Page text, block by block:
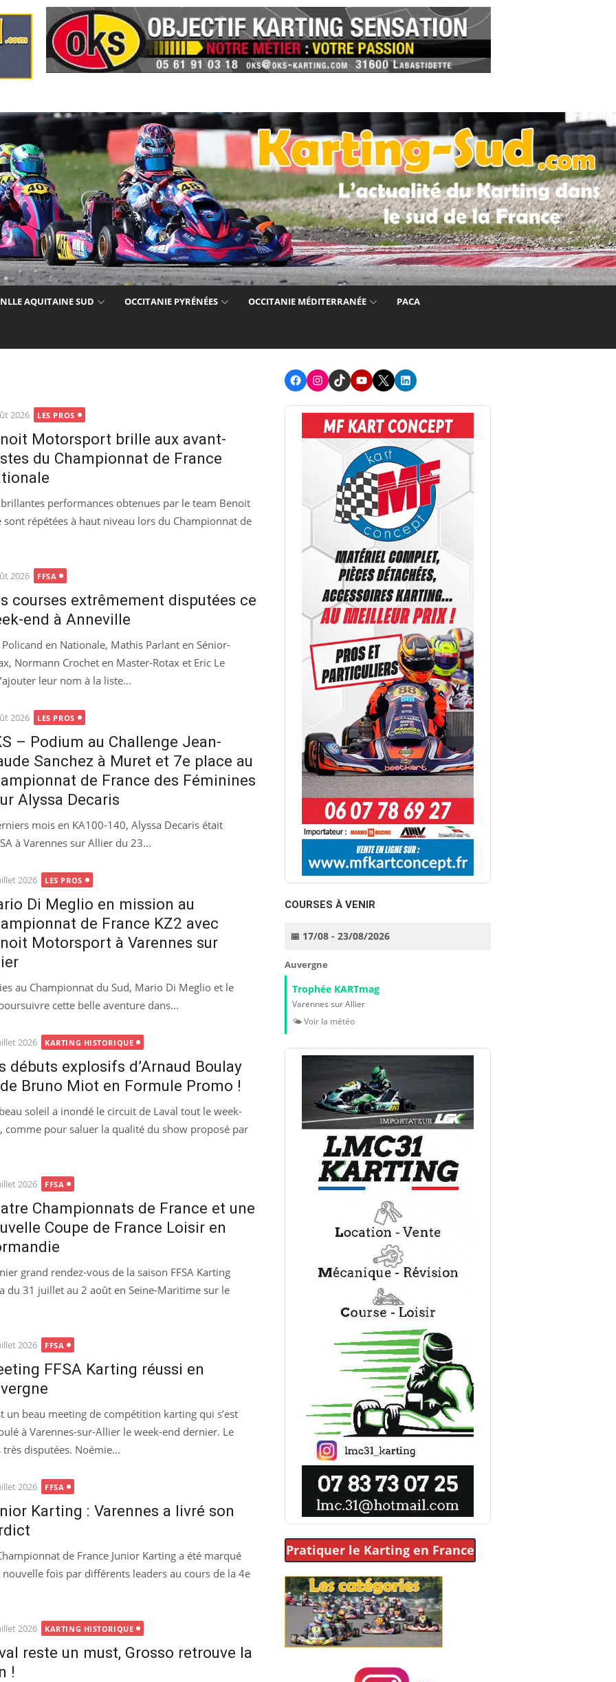
NLLE AQUITAINE SUD OCCITANIE PYRÉNÉES OCCITANIE MÉDITERRANÉE PACA
2026 LES PROS
Motorsport brille aux avant-
du Championnat de France
brillantes performances obtenues par le team Benoit
répétées à haut niveau lors du Championnat de
2026 FFSA
courses extrêmement disputées ce
end à Anneville
Policand en Nationale, Mathis Parlant en Sénior-
Normann Crochet en Master-Rotax et Eric Le
leur nom à la liste...
2026 LES PROS
– Podium au Challenge Jean-
Sanchez à Muret et 7e place au
de France des Féminines
Alyssa Decaris
mois en KA100-140, Alyssa Decaris était
à Varennes sur Allier du 23...
2026 LES PROS
Di Meglio en mission au
de France KZ2 avec
Motorsport à Varennes sur
au Championnat du Sud, Mario Di Meglio et le
cette belle aventure dans...
2026 KARTING HISTORIQUE
débuts explosifs d’Arnaud Boulay
Bruno Miot en Formule Promo !
soleil a inondé le circuit de Laval tout le week-
comme pour saluer la qualité du show proposé par
2026 FFSA
Championnats de France et une
Coupe de France Loisir en
grand rendez-vous de la saison FFSA Karting
du 31 juillet au 2 août en Seine-Maritime sur le
2026 FFSA
FFSA Karting réussi en
un beau meeting de compétition karting qui s’est
à Varennes-sur-Allier le week-end dernier. Le
disputées. Noémie...
2026 FFSA
Karting : Varennes a livré son
de France Junior Karting a été marqué
nouvelle fois par différents leaders au cours de la 4e
2026 KARTING HISTORIQUE
reste un must, Grosso retrouve la
!
FacebookInstagram
TikTokYoutube
X LinkedIn
COURSES À VENIR
📅 17/08 - 23/08/2026
Auvergne
Trophée KARTmag
Varennes sur Allier
🌤️ Voir la météo
Pratiquer le Karting en France